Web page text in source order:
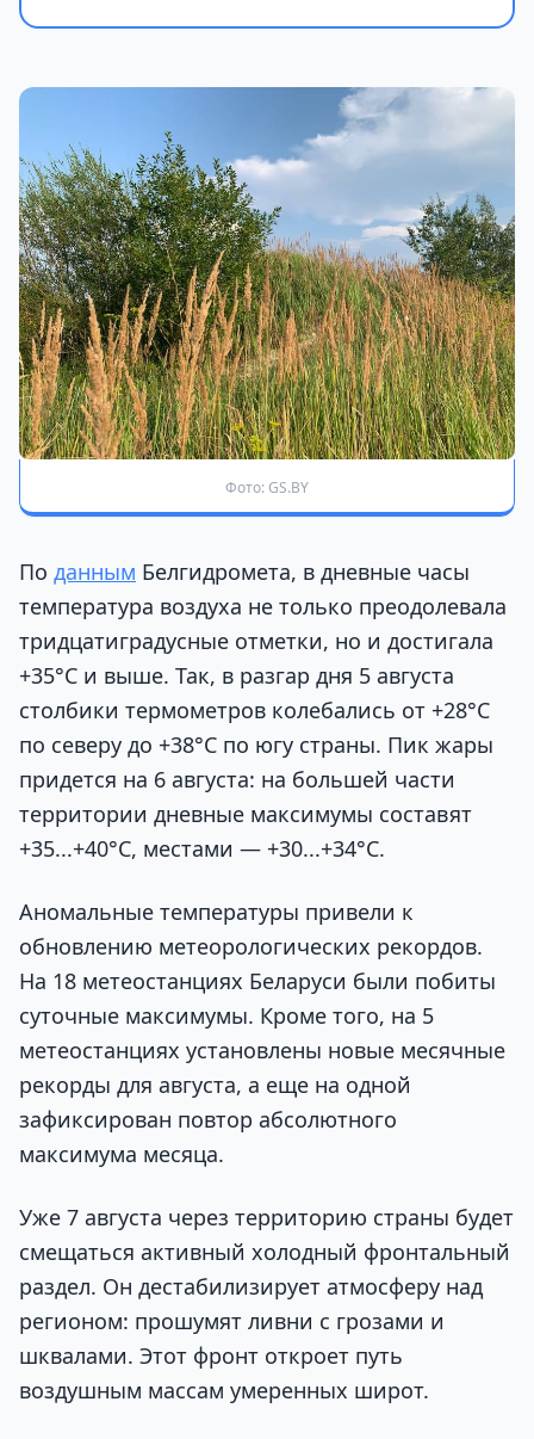
Фото: GS.BY
По данным Белгидромета, в дневные часы
температура воздуха не только преодолевала
тридцатиградусные отметки, но и достигала
+35°С и выше. Так, в разгар дня 5 августа
столбики термометров колебались от +28°С
по северу до +38°С по югу страны. Пик жары
придется на 6 августа: на большей части
территории дневные максимумы составят
+35...+40°С, местами — +30...+34°С.
Аномальные температуры привели к
обновлению метеорологических рекордов.
На 18 метеостанциях Беларуси были побиты
суточные максимумы. Кроме того, на 5
метеостанциях установлены новые месячные
рекорды для августа, а еще на одной
зафиксирован повтор абсолютного
максимума месяца.
Уже 7 августа через территорию страны будет
смещаться активный холодный фронтальный
раздел. Он дестабилизирует атмосферу над
регионом: прошумят ливни с грозами и
шквалами. Этот фронт откроет путь
воздушным массам умеренных широт.